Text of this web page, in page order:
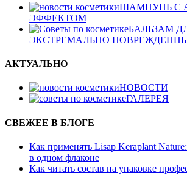
ШАМПУНЬ С
ЭФФЕКТОМ
БАЛЬЗАМ
ЭКСТРЕМАЛЬНО
АКТУАЛЬНО
НОВОСТИ
ГАЛЕРЕЯ
СВЕЖЕЕ В БЛОГЕ
Как применять Lisap Keraplant
в одном флаконе
Как читать состав на упаковке